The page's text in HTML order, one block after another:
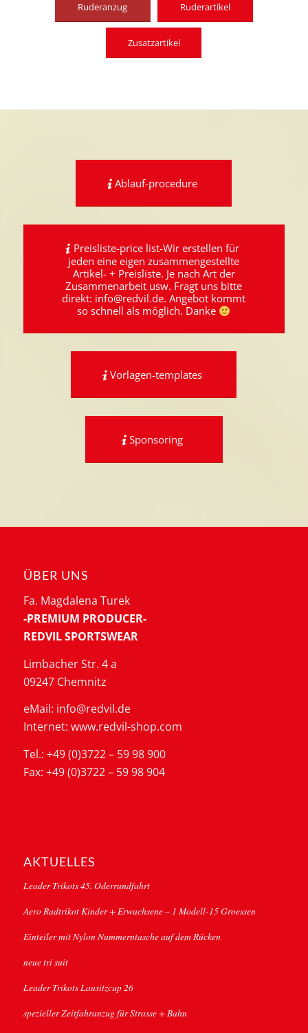
Ruderanzug Ruderartikel
Zusatzartikel
Ablauf-procedure
Preisliste-price list-Wir erstellen für
jeden eine eigen zusammengestellte
Artikel- + Preisliste. Je nach Art der
Zusammenarbeit usw. Fragt uns bitte
direkt: info@redvil.de. Angebot kommt
so schnell als möglich. Danke
Vorlagen-templates
Sponsoring
ÜBER UNS
Fa. Magdalena Turek
-PREMIUM PRODUCER-
REDVIL SPORTSWEAR
Limbacher Str. 4 a
09247 Chemnitz
eMail: info@redvil.de
Internet: www.redvil-shop.com
Tel.: +49 (0)3722 – 59 98 900
Fax: +49 (0)3722 – 59 98 904
AKTUELLES
Leader Trikots 45. Oderrundfahrt
Aero Radtrikot Kinder + Erwachsene – 1 Modell-15 Groessen
Einteiler mit Nylon Nummerntasche auf dem Rücken
neue tri suit
Leader Trikots Lausitzcup 26
spezieller Zeitfahranzug für Strasse + Bahn